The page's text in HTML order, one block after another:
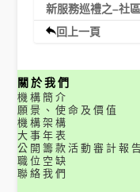
新服務巡禮之–社
回上一頁
關於我們
機構簡介
願景、使命及價值
機構架構
大事年表
公開籌款活動審計報
職位空缺
聯絡我們